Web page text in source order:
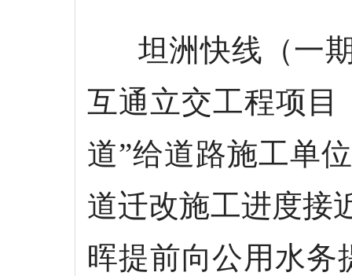
坦洲快线（一期
互通立交工程项目
道”给道路施工单
道迁改施工进度接
晖提前向公用水